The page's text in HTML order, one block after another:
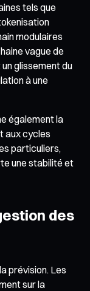
tels que
modulaires
vague de
glissement du
à une
également la
aux cycles
particuliers,
une stabilité et
des
prévision. Les
sur la